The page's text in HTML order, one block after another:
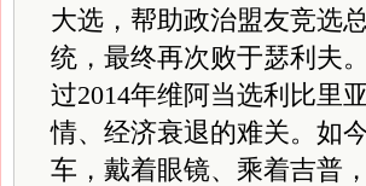
大选，帮助政治盟友竞选
统，最终再次败于瑟利夫
过2014年维阿当选利比里
情、经济衰退的难关。如
车，戴着眼镜、乘着吉普